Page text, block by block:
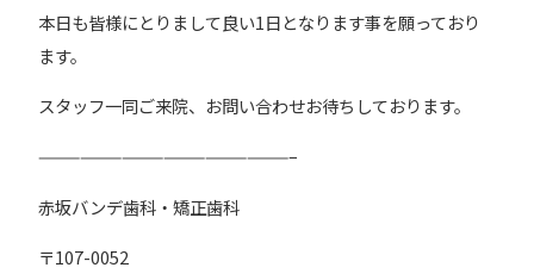
本日も皆様にとりまして良い1日となります事を願っており
ます。
スタッフ一同ご来院、お問い合わせお待ちしております。
——————————————————–
赤坂バンデ歯科・矯正歯科
〒107-0052